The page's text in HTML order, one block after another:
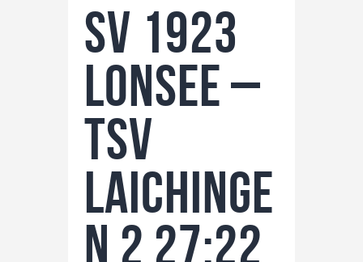
Kontakt
Gallerie
SV 1923
Lonsee –
TSV
Laichinge
n 2 27:22